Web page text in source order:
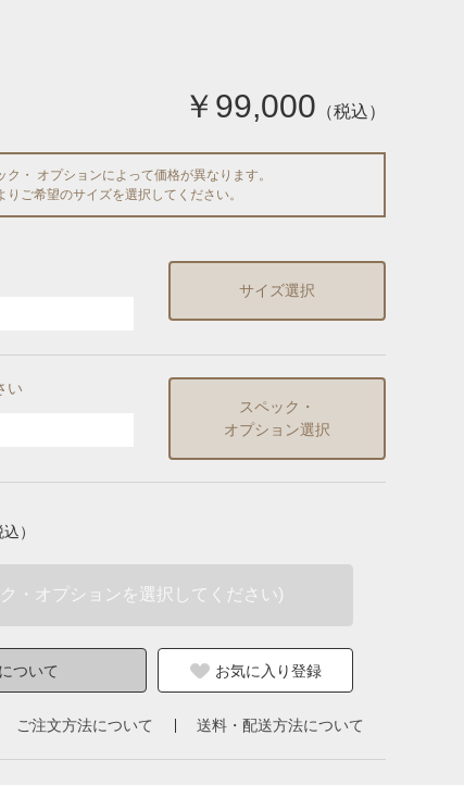
￥99,000 （税込）
・ オプションによって価格が異なります。
ご希望のサイズを選択してください。
サイズ選択
い
スペック・
オプション選択
込）
・オプションを選択してください)
ついて お気に入り登録
ご注文方法について 送料・配送方法について